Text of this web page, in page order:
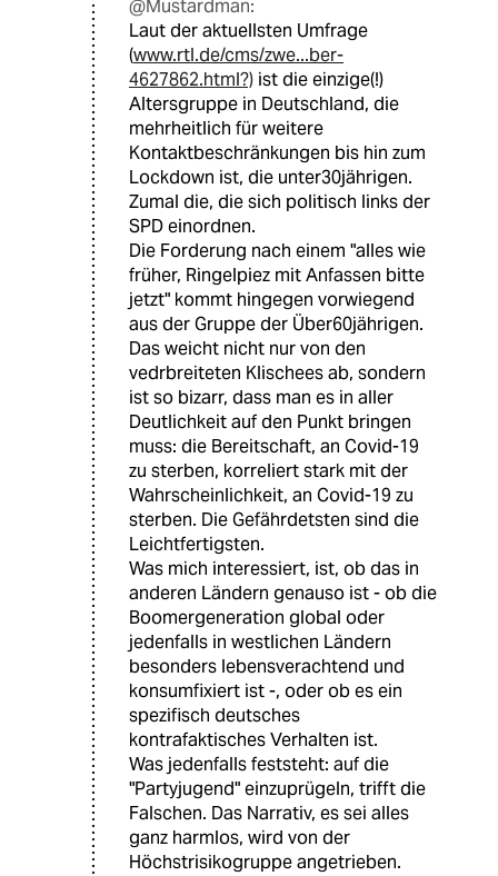
@Mustardman:
Laut der aktuellsten Umfrage
(www.rtl.de/cms/zwe...ber-
4627862.html?) ist die einzige(!)
Altersgruppe in Deutschland, die
mehrheitlich für weitere
Kontaktbeschränkungen bis hin zum
Lockdown ist, die unter30jährigen.
Zumal die, die sich politisch links der
SPD einordnen.
Die Forderung nach einem "alles wie
früher, Ringelpiez mit Anfassen bitte
jetzt" kommt hingegen vorwiegend
aus der Gruppe der Über60jährigen.
Das weicht nicht nur von den
vedrbreiteten Klischees ab, sondern
ist so bizarr, dass man es in aller
Deutlichkeit auf den Punkt bringen
muss: die Bereitschaft, an Covid-19
zu sterben, korreliert stark mit der
Wahrscheinlichkeit, an Covid-19 zu
sterben. Die Gefährdetsten sind die
Leichtfertigsten.
Was mich interessiert, ist, ob das in
anderen Ländern genauso ist - ob die
Boomergeneration global oder
jedenfalls in westlichen Ländern
besonders lebensverachtend und
konsumfixiert ist -, oder ob es ein
spezifisch deutsches
kontrafaktisches Verhalten ist.
Was jedenfalls feststeht: auf die
"Partyjugend" einzuprügeln, trifft die
Falschen. Das Narrativ, es sei alles
ganz harmlos, wird von der
Höchstrisikogruppe angetrieben.